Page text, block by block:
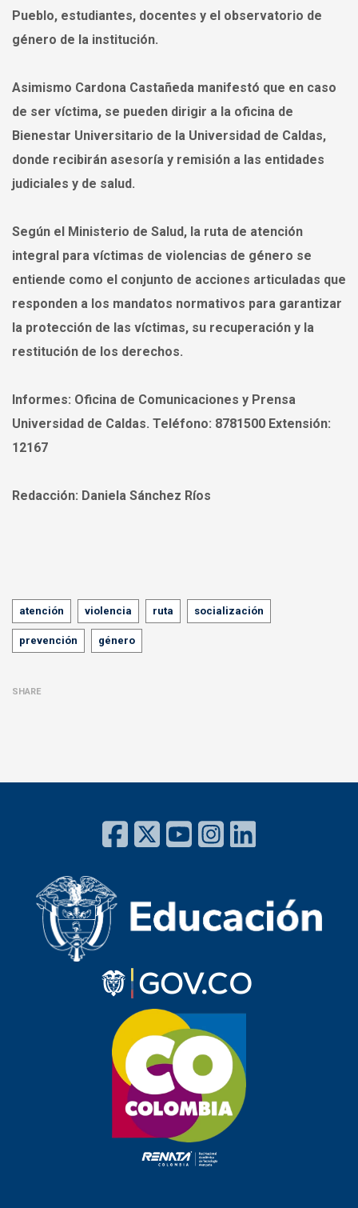
Pueblo, estudiantes, docentes y el observatorio de
género de la institución.
Asimismo Cardona Castañeda manifestó que en caso
de ser víctima, se pueden dirigir a la oficina de
Bienestar Universitario de la Universidad de Caldas,
donde recibirán asesoría y remisión a las entidades
judiciales y de salud.
Según el Ministerio de Salud, la ruta de atención
integral para víctimas de violencias de género se
entiende como el conjunto de acciones articuladas que
responden a los mandatos normativos para garantizar
la protección de las víctimas, su recuperación y la
restitución de los derechos.
Informes: Oficina de Comunicaciones y Prensa
Universidad de Caldas. Teléfono: 8781500 Extensión:
12167
Redacción: Daniela Sánchez Ríos
Tags
atención violencia ruta socialización
prevención género
SHARE